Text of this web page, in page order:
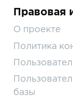
Правовая
О проекте
Политика
базы